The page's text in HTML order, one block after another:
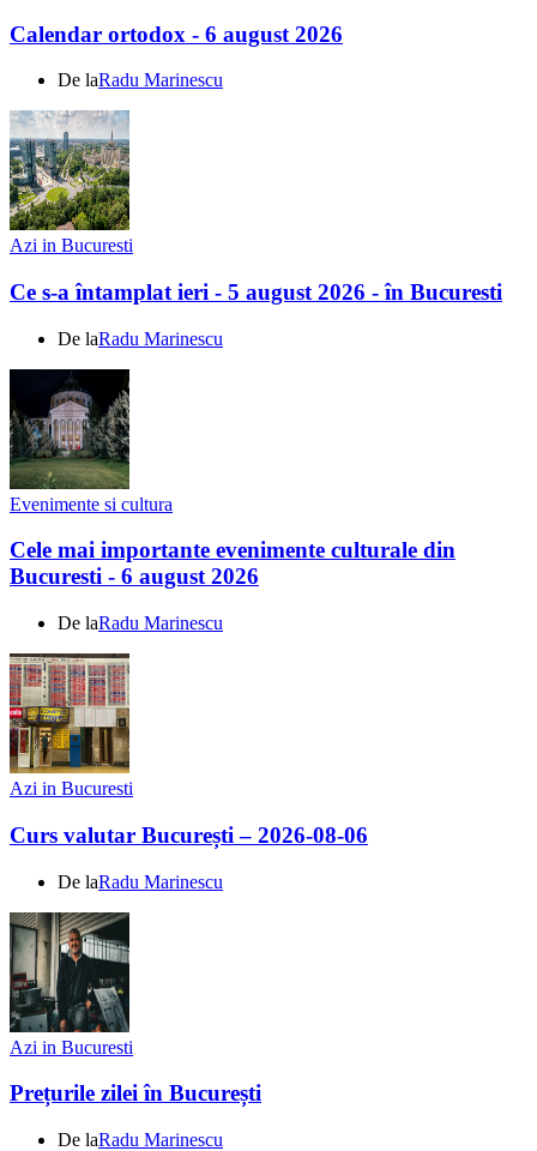
Calendar ortodox - 6 august 2026
De laRadu Marinescu
Azi in Bucuresti
Ce s-a întamplat ieri - 5 august 2026 - în Bucuresti
De laRadu Marinescu
Evenimente si cultura
Cele mai importante evenimente culturale din
Bucuresti - 6 august 2026
De laRadu Marinescu
Azi in Bucuresti
Curs valutar București – 2026-08-06
De laRadu Marinescu
Azi in Bucuresti
Prețurile zilei în București
De laRadu Marinescu